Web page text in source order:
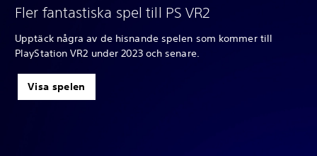
Fler fantastiska spel till PS VR2
Upptäck några av de hisnande spelen som kommer till
PlayStation VR2 under 2023 och senare.
Visa spelen